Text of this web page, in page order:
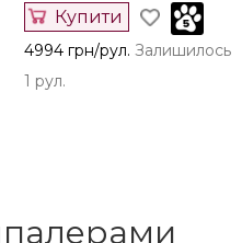
Купити
4994 грн/рул. Залишилось
1 рул.